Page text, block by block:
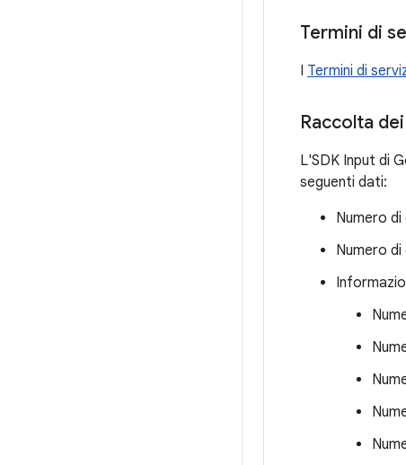
Termini di
I Termini di
Raccolta
L'SDK Input di
seguenti dati:
Numero
Numero